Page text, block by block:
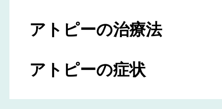
アトピーの治療法
アトピーの症状